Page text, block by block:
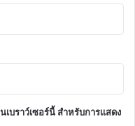
บราว์เซอร์นี้ สำหรับการแสดง